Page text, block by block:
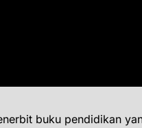
buku pendidikan